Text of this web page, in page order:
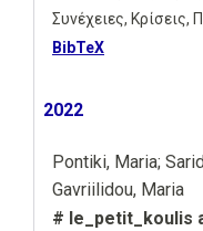
Συνέχειες, Κρίσεις,
BibTeX
2022
Pontiki, Maria;
Gavriilidou, Maria
# le_petit_koulis